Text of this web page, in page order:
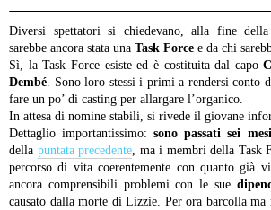
Diversi spettatori si chiedevano, alla fine
sarebbe ancora stata una Task Force e da chi
Sì, la Task Force esiste ed è costituita dal capo
Dembé . Sono loro stessi i primi a rendersi conto
fare un po’ di casting per allargare l’organico.
In attesa di nomine stabili, si rivede il giovane
Dettaglio importantissimo:sono passati sei mesi
della puntata precedente , ma i membri della Task
percorso di vita coerentemente con quanto già
ancora comprensibili problemi con le sue
causato dalla morte di Lizzie. Per ora barcolla